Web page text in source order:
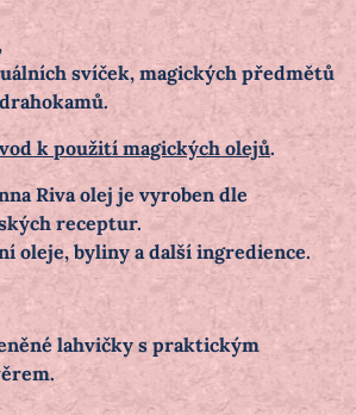
svíček, magických předmětů
k použití magických olejů.
Riva olej je vyroben dle
receptur.
oleje, byliny a další ingredience.
lahvičky s praktickým